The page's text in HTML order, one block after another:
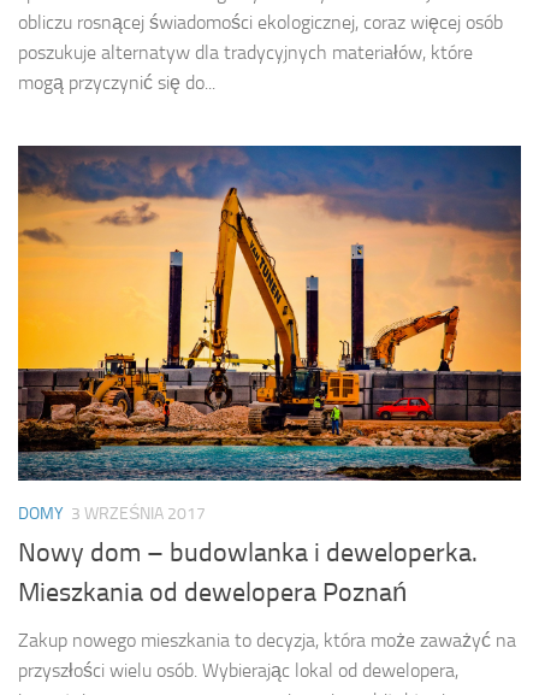
obliczu rosnącej świadomości ekologicznej, coraz więcej osób
poszukuje alternatyw dla tradycyjnych materiałów, które
mogą przyczynić się do...
DOMY 3 WRZEŚNIA 2017
Nowy dom – budowlanka i deweloperka.
Mieszkania od dewelopera Poznań
Zakup nowego mieszkania to decyzja, która może zaważyć na
przyszłości wielu osób. Wybierając lokal od dewelopera,